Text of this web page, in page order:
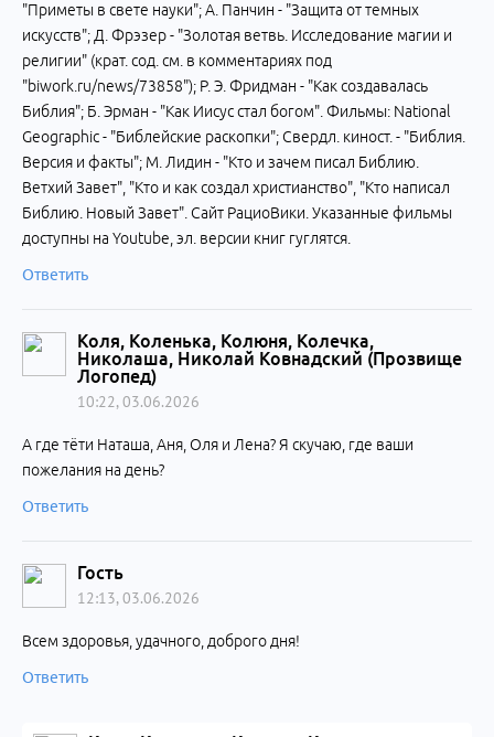
"Приметы в свете науки"; А. Панчин - "Защита от темных
искусств"; Д. Фрэзер - "Золотая ветвь. Исследование магии и
религии" (крат. сод. см. в комментариях под
"biwork.ru/news/73858"); Р. Э. Фридман - "Как создавалась
Библия"; Б. Эрман - "Как Иисус стал богом". Фильмы: National
Geographic - "Библейские раскопки"; Свердл. киност. - "Библия.
Версия и факты"; М. Лидин - "Кто и зачем писал Библию.
Ветхий Завет", "Кто и как создал христианство", "Кто написал
Библию. Новый Завет". Сайт РациоВики. Указанные фильмы
доступны на Youtube, эл. версии книг гуглятся.
Ответить
Коля, Коленька, Колюня, Колечка,
Николаша, Николай Ковнадский (Прозвище
Логопед)
10:22, 03.06.2026
А где тёти Наташа, Аня, Оля и Лена? Я скучаю, где ваши
пожелания на день?
Ответить
Гость
12:13, 03.06.2026
Всем здоровья, удачного, доброго дня!
Ответить